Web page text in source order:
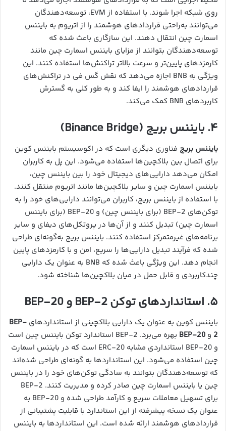
روی شبکه اجرا شوند. با استفاده از EVM، توسعه‌دهندگان
می‌توانند به‌راحتی قراردادهای هوشمند را از اتریوم به بایننس
اسمارت چین انتقال دهند. این سازگاری باعث شده که
توسعه‌دهندگان بتوانند از مزایای بایننس اسمارت چین مانند
کارمزدهای پایین‌تر و سرعت بالاتر تراکنش‌ها استفاده کنند. این
ویژگی به BNB اجازه می‌دهد که نقش گس فی در تراکنش‌های
قراردادهای هوشمند را ایفا کند و به طور کلی به گسترش
کاربردهای BNB کمک می‌کند.
۴. بایننس بریج (Binance Bridge)
بایننس بریج فناوری دیگری است که در اکوسیستم بایننس کوین
برای اتصال بین بلاکچین‌ها استفاده می‌شود. این پل به کاربران
امکان می‌دهد دارایی‌های دیجیتال خود را بین بایننس چین،
بایننس اسمارت چین و سایر بلاکچین‌ها مانند اتریوم منتقل کنند.
با استفاده از بایننس بریج، کاربران می‌توانند دارایی‌های خود را به
توکن‌های BEP-2 (برای بایننس چین) و BEP-20 (برای بایننس
اسمارت چین) تبدیل کنند و از آن‌ها در پروتکل‌های دیفای و سایر
برنامه‌های غیرمتمرکز استفاده کنند. بایننس بریج به‌گونه‌ای طراحی
شده که فرآیند تبدیل دارایی‌ها را سریع، امن و با کارمزدهای پایین
انجام دهد. این ویژگی باعث شده که BNB به عنوان یک دارایی
چندکاربردی و قابل حمل در میان بلاکچین‌ها شناخته شود.
۵. استانداردهای توکن BEP-2 و BEP-20
بایننس کوین به عنوان یک دارایی بلاکچینی از استانداردهای BEP-
2 و BEP-20
بهره می‌برد. BEP-2 استاندارد توکن بایننس چین است
و BEP-20 استانداردی مشابه ERC-20 است که در بایننس اسمارت
چین استفاده می‌شود. این استانداردها به گونه‌ای طراحی شده‌اند
که توسعه‌دهندگان بتوانند به سادگی توکن‌های خود را در بایننس
چین یا بایننس اسمارت چین صادر کرده و مدیریت کنند. BEP-2
برای تسهیل معاملات سریع و کارآمد طراحی شده و BEP-20 به
عنوان یک نسخه پیشرفته از این استاندارد با قابلیت پشتیبانی از
قراردادهای هوشمند ارائه شده است. این استانداردها به بایننس